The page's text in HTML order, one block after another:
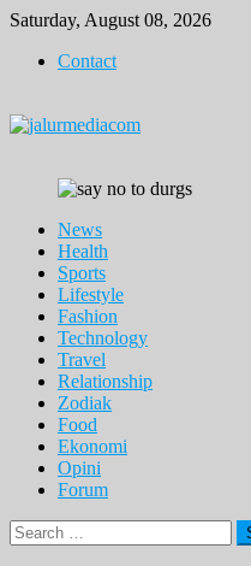
Skip
content
Saturday, August 08, 2026
Contact
News
Health
Sports
Lifestyle
Fashion
Technology
Travel
Relationship
Zodiak
Food
Ekonomi
Opini
Forum
Search
for: